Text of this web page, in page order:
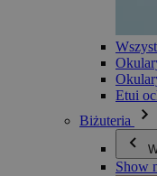
Etui
Biżuteria
Show